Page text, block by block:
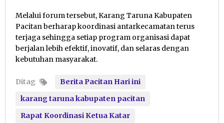
Melalui forum tersebut, Karang Taruna Kabupaten
Pacitan berharap koordinasi antarkecamatan terus
terjaga sehingga setiap program organisasi dapat
berjalan lebih efektif, inovatif, dan selaras dengan
kebutuhan masyarakat.
Ditag
Berita Pacitan Hari ini
karang taruna kabupaten pacitan
Rapat Koordinasi Ketua Katar